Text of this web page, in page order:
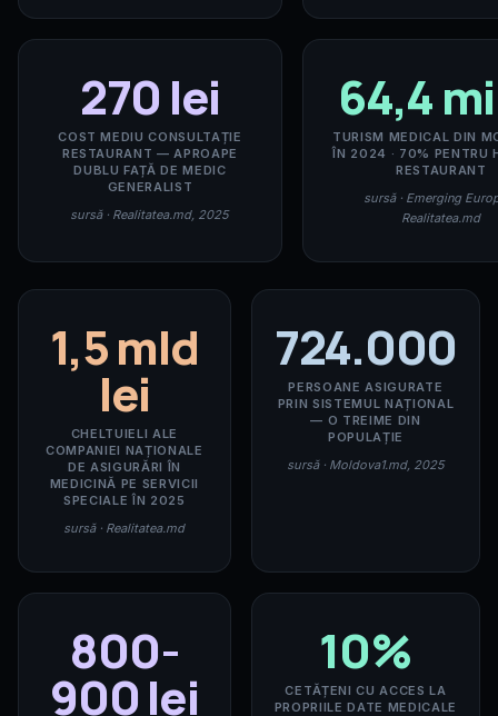
270 lei
COST MEDIU CONSULTAȚIE
RESTAURANT — APROAPE
DUBLU FAȚĂ DE MEDIC
GENERALIST
sursă · Realitatea.md, 2025
64,4
TURISM MEDICAL DIN
ÎN 2024 · 70% PENTRU
RESTAURANT
sursă · Emerging
Realitatea.md
1,5 mld
lei
CHELTUIELI ALE
COMPANIEI NAȚIONALE
DE ASIGURĂRI ÎN
MEDICINĂ PE SERVICII
SPECIALE ÎN 2025
sursă · Realitatea.md
724.000
PERSOANE ASIGURATE
PRIN SISTEMUL NAȚIONAL
— O TREIME DIN
POPULAȚIE
sursă · Moldova1.md, 2025
800-
900 lei
10%
CETĂȚENI CU ACCES LA
PROPRIILE DATE MEDICALE